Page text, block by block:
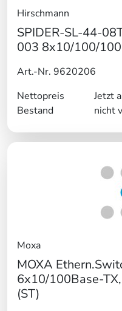
Hirschmann
SPIDER-SL-44-
003 8x10/100/
Art.-Nr. 9620206
Nettopreis
Jetzt
Bestand
nicht
Moxa
MOXA
6x10/100Base-
(ST)